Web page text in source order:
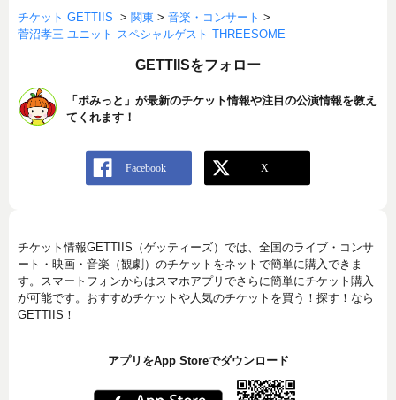
チケット GETTIIS > 関東 > 音楽・コンサート >
菅沼孝三 ユニット スペシャルゲスト THREESOME
GETTIISをフォロー
「ポみっと」が最新のチケット情報や注目の公演情報を教え
てくれます！
チケット情報GETTIIS（ゲッティーズ）では、全国のライブ・コンサ
ート・映画・音楽（観劇）のチケットをネットで簡単に購入できま
す。スマートフォンからはスマホアプリでさらに簡単にチケット購入
が可能です。おすすめチケットや人気のチケットを買う！探す！なら
GETTIIS！
アプリをApp Storeでダウンロード